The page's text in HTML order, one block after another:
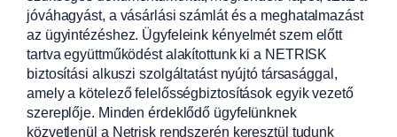
jóváhagyást, a vásárlási számlát és a meghatalmazást
az ügyintézéshez. Ügyfeleink kényelmét szem előtt
tartva együttműködést alakítottunk ki a NETRISK
biztosítási alkuszi szolgáltatást nyújtó társasággal,
amely a kötelező felelősségbiztosítások egyik vezető
szereplője. Minden érdeklődő ügyfelünknek
közvetlenül a Netrisk rendszerén keresztül tudunk